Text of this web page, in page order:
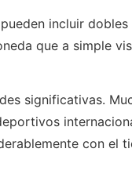
incluir
que a simple
significativas.
con el